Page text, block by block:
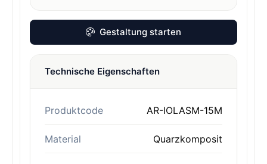
Gestaltung starten
Technische Eigenschaften
Produktcode AR-IOLASM-15M
Material Quarzkomposit